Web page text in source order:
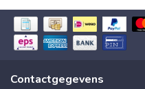
Contactgegevens